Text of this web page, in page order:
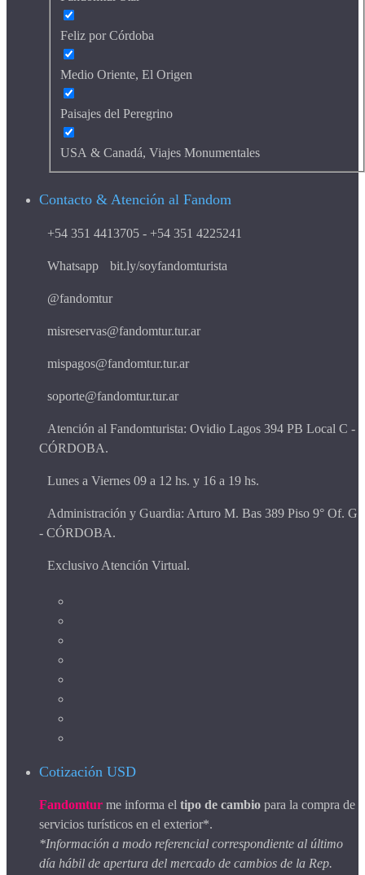
Feliz por Córdoba
Medio Oriente, El Origen
Paisajes del Peregrino
USA & Canadá, Viajes Monumentales
Contacto & Atención al Fandom
+54 351 4413705 - +54 351 4225241
Whatsapp bit.ly/soyfandomturista
@fandomtur
misreservas@fandomtur.tur.ar
mispagos@fandomtur.tur.ar
soporte@fandomtur.tur.ar
Atención al Fandomturista: Ovidio Lagos 394 PB Local C -
CÓRDOBA.
Lunes a Viernes 09 a 12 hs. y 16 a 19 hs.
Administración y Guardia: Arturo M. Bas 389 Piso 9° Of. G
- CÓRDOBA.
Exclusivo Atención Virtual.
Cotización USD
Fandomtur me informa el tipo de cambio para la compra de
servicios turísticos en el exterior*.
*Información a modo referencial correspondiente al último
día hábil de apertura del mercado de cambios de la Rep.